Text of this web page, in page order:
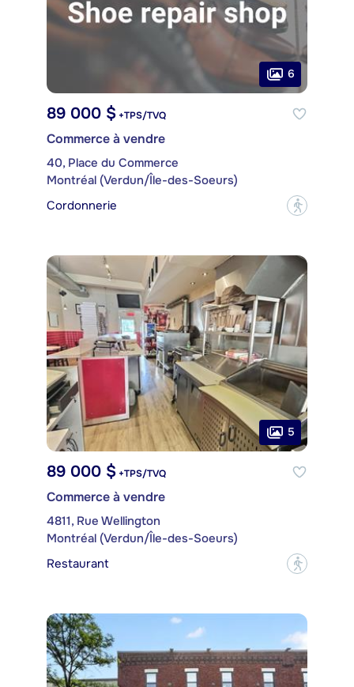
6
89 000 $ +TPS/TVQ
Commerce à vendre
40, Place du Commerce
Montréal (Verdun/Île-des-Soeurs)
Cordonnerie
?
5
89 000 $ +TPS/TVQ
Commerce à vendre
4811, Rue Wellington
Montréal (Verdun/Île-des-Soeurs)
Restaurant
?